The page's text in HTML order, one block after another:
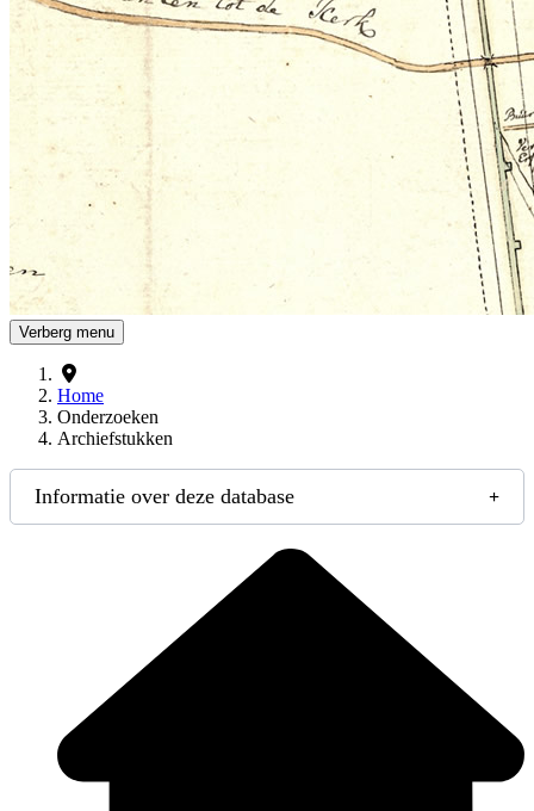
Verberg menu
Home
Onderzoeken
Archiefstukken
Informatie over deze database